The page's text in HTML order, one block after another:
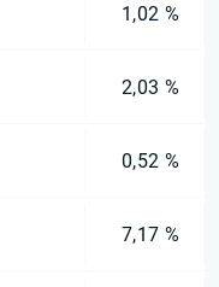
1,02 %
2,03 %
0,52 %
7,17 %